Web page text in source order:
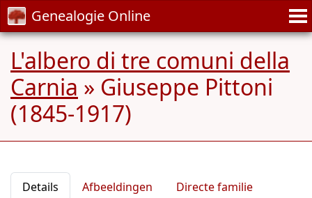
Genealogie Online
L'albero di tre comuni della
Carnia » Giuseppe Pittoni
(1845-1917)
Details Afbeeldingen
Directe familie